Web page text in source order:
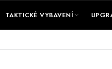
TAKTICKÉ VYBAVENÍ